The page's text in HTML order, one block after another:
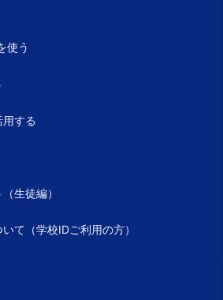
使う
する
生徒編）
て（学校IDご利用の方）